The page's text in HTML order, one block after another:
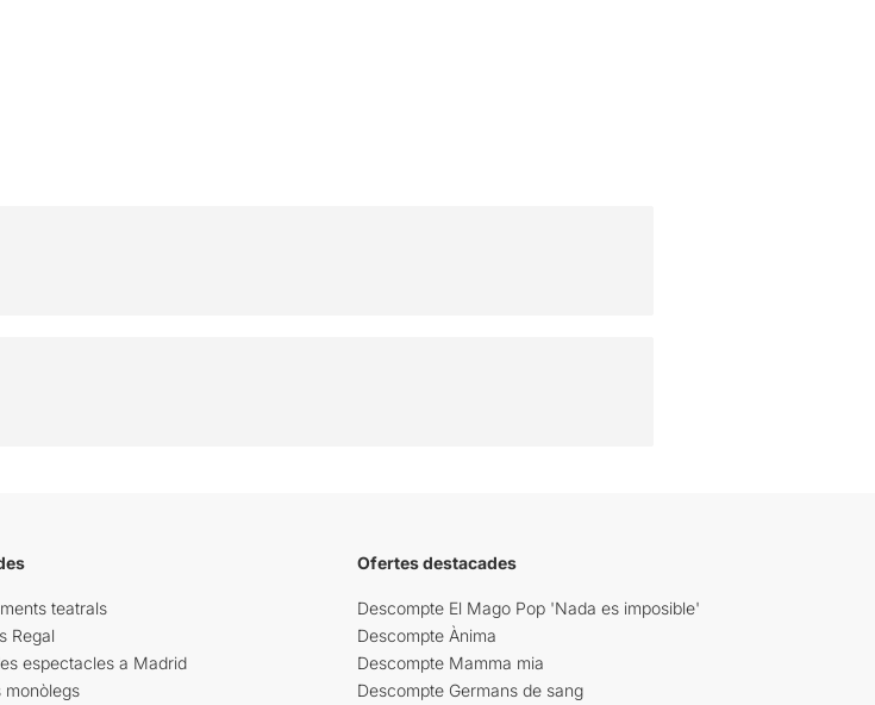
teatrals
Regal
espectacles a Madrid
monòlegs
Ofertes destacades
Descompte El Mago Pop 'Nada es imposible'
Descompte Ànima
Descompte Mamma mia
Descompte Germans de sang